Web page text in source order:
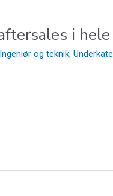
i hele
og teknik,